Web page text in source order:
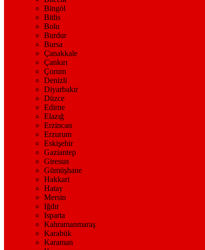
Bingöl
Bitlis
Bolu
Burdur
Bursa
Çanakkale
Çankırı
Çorum
Denizli
Diyarbakır
Düzce
Edirne
Elazığ
Erzincan
Erzurum
Eskişehir
Gaziantep
Giresun
Gümüşhane
Hakkari
Hatay
Mersin
Iğdır
Isparta
Kahramanmaraş
Karabük
Karaman